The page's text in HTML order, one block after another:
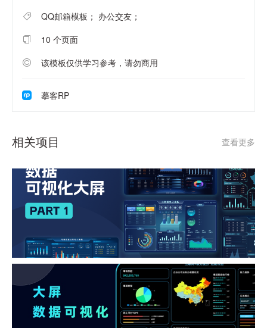
QQ邮箱模板； 办公交友；
10 个页面
该模板仅供学习参考，请勿商用
摹客RP
相关项目 查看更多